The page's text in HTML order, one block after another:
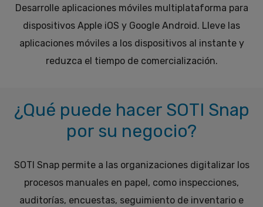
Desarrolle aplicaciones móviles multiplataforma para
dispositivos Apple iOS y Google Android. Lleve las
aplicaciones móviles a los dispositivos al instante y
reduzca el tiempo de comercialización.
¿Qué puede hacer SOTI Snap
por su negocio?
SOTI Snap permite a las organizaciones digitalizar los
procesos manuales en papel, como inspecciones,
auditorías, encuestas, seguimiento de inventario e